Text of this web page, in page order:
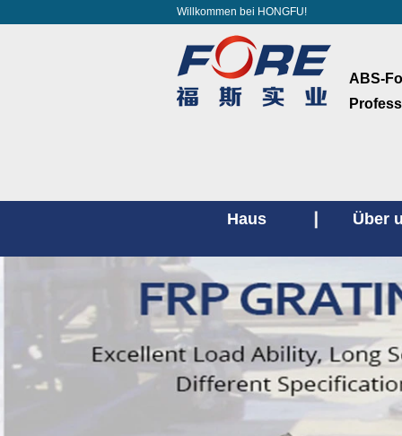
Willkommen bei HONGFU!
ABS-
Haus Über